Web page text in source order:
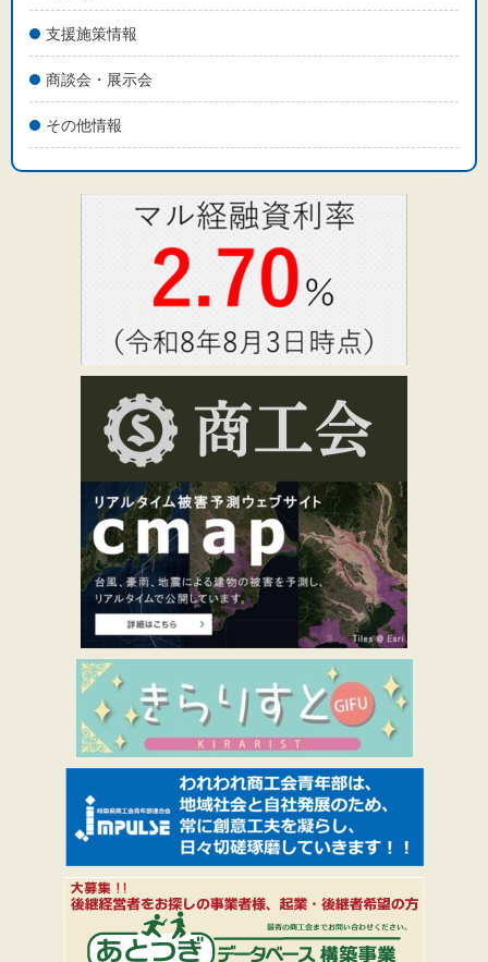
支援施策情報
商談会・展示会
その他情報